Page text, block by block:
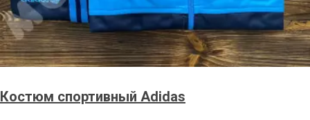
Костюм спортивный Adidas